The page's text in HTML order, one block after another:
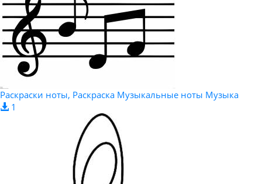
Раскраски ноты, Раскраска Музыкальные ноты Музыка
1